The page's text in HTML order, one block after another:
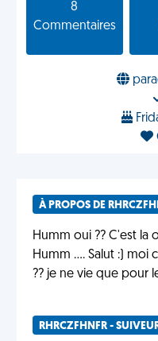
8
Commentaires
À PROPOS DE
Humm oui ?? C'est la
Humm .... Salut :) moi
?? je ne vie que pour
RHRCZFHNFR -